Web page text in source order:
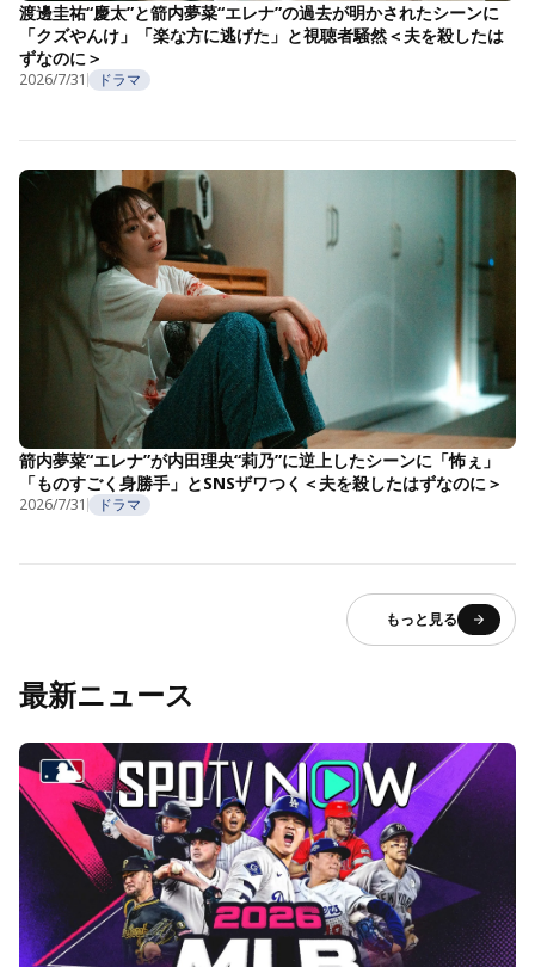
渡邊圭祐“慶太”と箭内夢菜“エレナ”の過去が明かされたシーンに
「クズやんけ」「楽な方に逃げた」と視聴者騒然＜夫を殺したは
ずなのに＞
2026/7/31 ドラマ
箭内夢菜“エレナ”が内田理央“莉乃”に逆上したシーンに「怖ぇ」
「ものすごく身勝手」とSNSザワつく＜夫を殺したはずなのに＞
2026/7/31 ドラマ
もっと見る
最新ニュース